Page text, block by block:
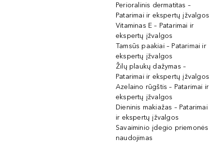
Perioralinis dermatitas –
Patarimai ir ekspertų įžvalgos
Vitaminas E – Patarimai ir
ekspertų įžvalgos
Tamsūs paakiai – Patarimai ir
ekspertų įžvalgos
Žilų plaukų dažymas –
Patarimai ir ekspertų įžvalgos
Azelaino rūgštis – Patarimai ir
ekspertų įžvalgos
Dieninis makiažas – Patarimai
ir ekspertų įžvalgos
Savaiminio įdegio priemonės
naudojimas